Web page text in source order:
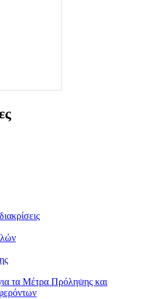
τα Μέτρα Πρόληψης και